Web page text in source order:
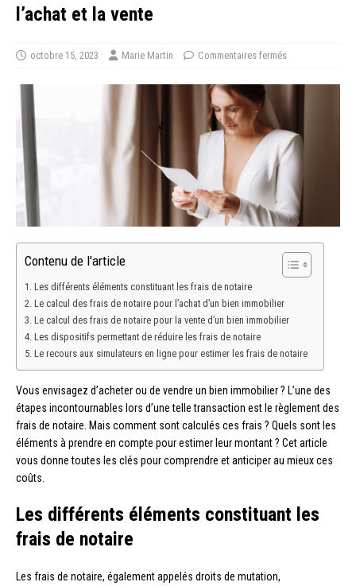
l’achat et la vente
octobre 15, 2023 Marie Martin Commentaires fermés
Contenu de l'article
Les différents éléments constituant les frais de notaire
Le calcul des frais de notaire pour l’achat d’un bien immobilier
Le calcul des frais de notaire pour la vente d’un bien immobilier
Les dispositifs permettant de réduire les frais de notaire
Le recours aux simulateurs en ligne pour estimer les frais de notaire
Vous envisagez d’acheter ou de vendre un bien immobilier ? L’une des
étapes incontournables lors d’une telle transaction est le règlement des
frais de notaire. Mais comment sont calculés ces frais ? Quels sont les
éléments à prendre en compte pour estimer leur montant ? Cet article
vous donne toutes les clés pour comprendre et anticiper au mieux ces
coûts.
Les différents éléments constituant les
frais de notaire
Les frais de notaire, également appelés droits de mutation,